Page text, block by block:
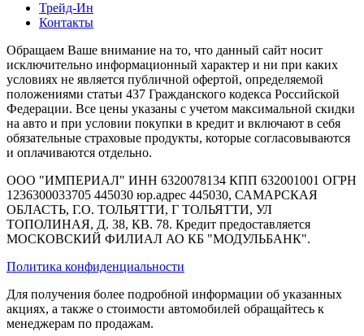
Трейд-Ин
Контакты
Обращаем Ваше внимание на то, что данный сайт носит
исключительно информационный характер и ни при каких
условиях не является публичной офертой, определяемой
положениями статьи 437 Гражданского кодекса Российской
Федерации. Все цены указаны с учетом максимальной скидки
на авто и при условии покупки в кредит и включают в себя
обязательные страховые продукты, которые согласовываются
и оплачиваются отдельно.
ООО "ИМПЕРИАЛ" ИНН 6320078134 КПП 632001001 ОГРН
1236300033705 445030 юр.адрес 445030, САМАРСКАЯ
ОБЛАСТЬ, Г.О. ТОЛЬЯТТИ, Г ТОЛЬЯТТИ, УЛ
ТОПОЛИНАЯ, Д. 38, КВ. 78. Кредит предоставляется
МОСКОВСКИЙ ФИЛИАЛ АО КБ "МОДУЛЬБАНК".
Политика конфиденциальности
Для получения более подробной информации об указанных
акциях, а также о стоимости автомобилей обращайтесь к
менеджерам по продажам.